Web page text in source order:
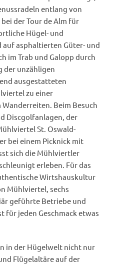
entlang von
der Tour de Alm für
Hügel- und
auf asphaltierten Güter- und
im Trab und Galopp durch
der unzähligen
ausgestatteten
zu einer
Beim Besuch
Discgolfanlagen, der
St. Oswald-
bei einem Picknick mit
sich die Mühlviertler
erleben. Für das
Wirtshauskultur
Mühlviertel, sechs
geführte Betriebe und
für jeden Geschmack etwas
in der Hügelwelt nicht nur
Flügelaltäre auf der